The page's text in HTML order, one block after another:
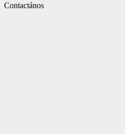
Contactános